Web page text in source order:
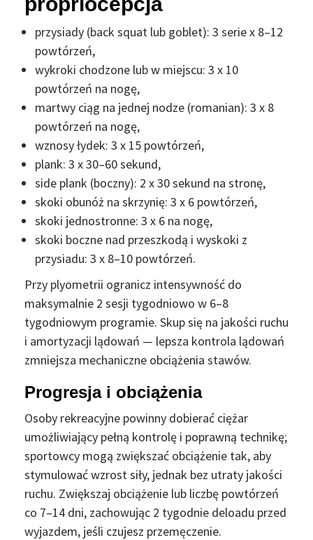
przysiady (back squat lub goblet): 3 serie x 8–12
powtórzeń,
wykroki chodzone lub w miejscu: 3 x 10
powtórzeń na nogę,
martwy ciąg na jednej nodze (romanian): 3 x 8
powtórzeń na nogę,
wznosy łydek: 3 x 15 powtórzeń,
plank: 3 x 30–60 sekund,
side plank (boczny): 2 x 30 sekund na stronę,
skoki obunóż na skrzynię: 3 x 6 powtórzeń,
skoki jednostronne: 3 x 6 na nogę,
skoki boczne nad przeszkodą i wyskoki z
przysiadu: 3 x 8–10 powtórzeń.
Przy plyometrii ogranicz intensywność do
maksymalnie 2 sesji tygodniowo w 6–8
tygodniowym programie. Skup się na jakości ruchu
i amortyzacji lądowań — lepsza kontrola lądowań
zmniejsza mechaniczne obciążenia stawów.
Progresja i obciążenia
Osoby rekreacyjne powinny dobierać ciężar
umożliwiający pełną kontrolę i poprawną technikę;
sportowcy mogą zwiększać obciążenie tak, aby
stymulować wzrost siły, jednak bez utraty jakości
ruchu. Zwiększaj obciążenie lub liczbę powtórzeń
co 7–14 dni, zachowując 2 tygodnie deloadu przed
wyjazdem, jeśli czujesz przemęczenie.